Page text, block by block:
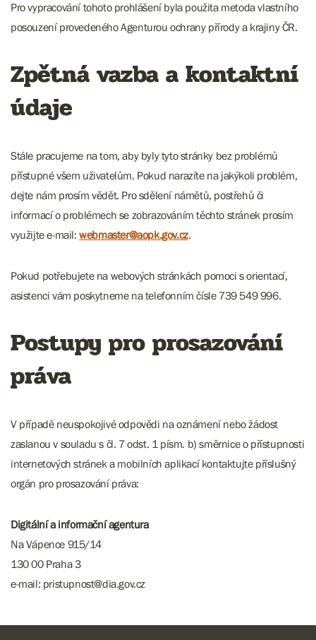
Pro vypracování tohoto prohlášení byla použita metoda vlastního
posouzení provedeného Agenturou ochrany přírody a krajiny ČR.
Zpětná vazba a kontaktní
údaje
Stále pracujeme na tom, aby byly tyto stránky bez problémů
přístupné všem uživatelům. Pokud narazíte na jakýkoli problém,
dejte nám prosím vědět. Pro sdělení námětů, postřehů či
informací o problémech se zobrazováním těchto stránek prosím
využijte e-mail:webmaster@aopk.gov.cz.
Pokud potřebujete na webových stránkách pomoci s orientací,
asistenci vám poskytneme na telefonním čísle 739 549 996.
Postupy pro prosazování
práva
V případě neuspokojivé odpovědi na oznámení nebo žádost
zaslanou v souladu s čl. 7 odst. 1 písm. b) směrnice o přístupnosti
internetových stránek a mobilních aplikací kontaktujte příslušný
orgán pro prosazování práva:
Digitální a informační agentura
Na Vápence 915/14
130 00 Praha 3
e-mail: pristupnost@dia.gov.cz